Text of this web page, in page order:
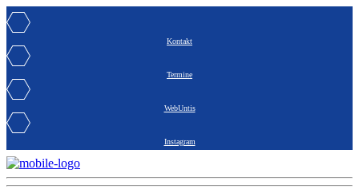
Kontakt
Termine
WebUntis
Instagram